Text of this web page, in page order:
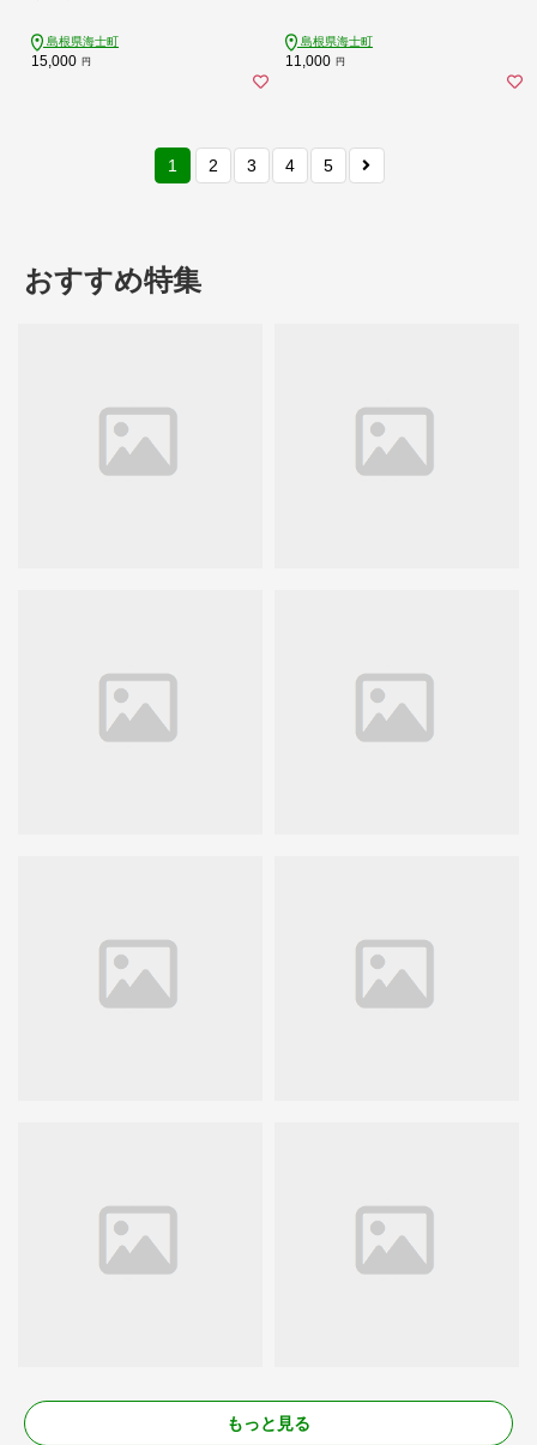
島根県海士町
15,000 円
島根県海士町
11,000 円
1 2 3 4 5
おすすめ特集
もっと見る